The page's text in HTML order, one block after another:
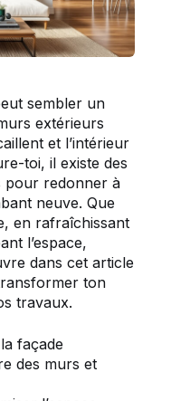
sembler un
extérieurs
et l’intérieur
toi, il existe des
pour redonner à
neuve. Que
en rafraîchissant
l’espace,
dans cet article
ton
travaux.
façade
des murs et